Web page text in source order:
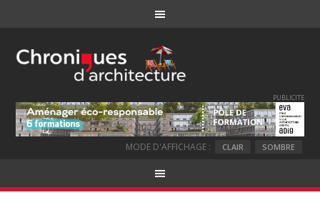
PUBLICITE
MODE D'AFFICHAGE : CLAIR SOMBRE